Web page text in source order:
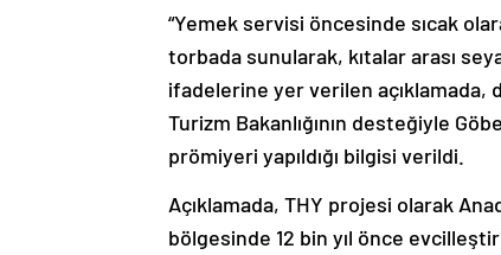
“Yemek servisi öncesinde sıcak
torbada sunularak, kıtalar arası
ifadelerine yer verilen açıklamada,
Turizm Bakanlığının desteğiyle
prömiyeri yapıldığı bilgisi verildi.
Açıklamada, THY projesi olarak
bölgesinde 12 bin yıl önce